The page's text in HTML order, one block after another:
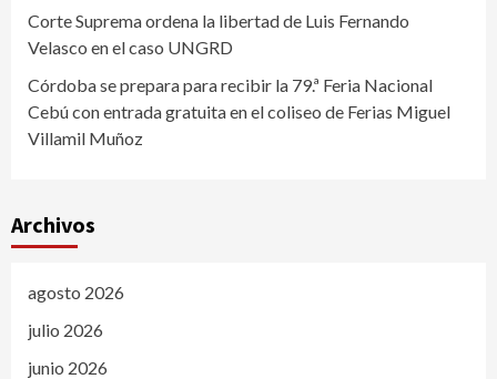
Corte Suprema ordena la libertad de Luis Fernando
Velasco en el caso UNGRD
Córdoba se prepara para recibir la 79.ª Feria Nacional
Cebú con entrada gratuita en el coliseo de Ferias Miguel
Villamil Muñoz
Archivos
agosto 2026
julio 2026
junio 2026